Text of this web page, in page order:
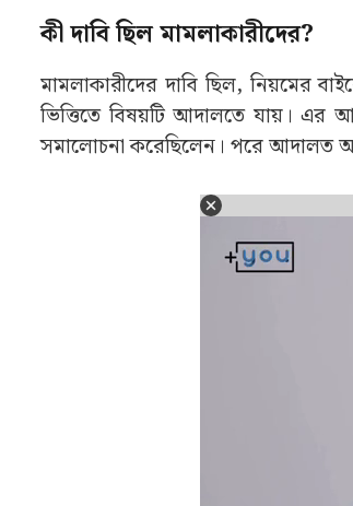
কী দাবি ছিল মামলাকারীদের?
মামলাকারীদের দাবি ছিল, নিয়মের
ভিত্তিতে বিষয়টি আদালতে যায়। এর
সমালোচনা করেছিলেন। পরে আদালত